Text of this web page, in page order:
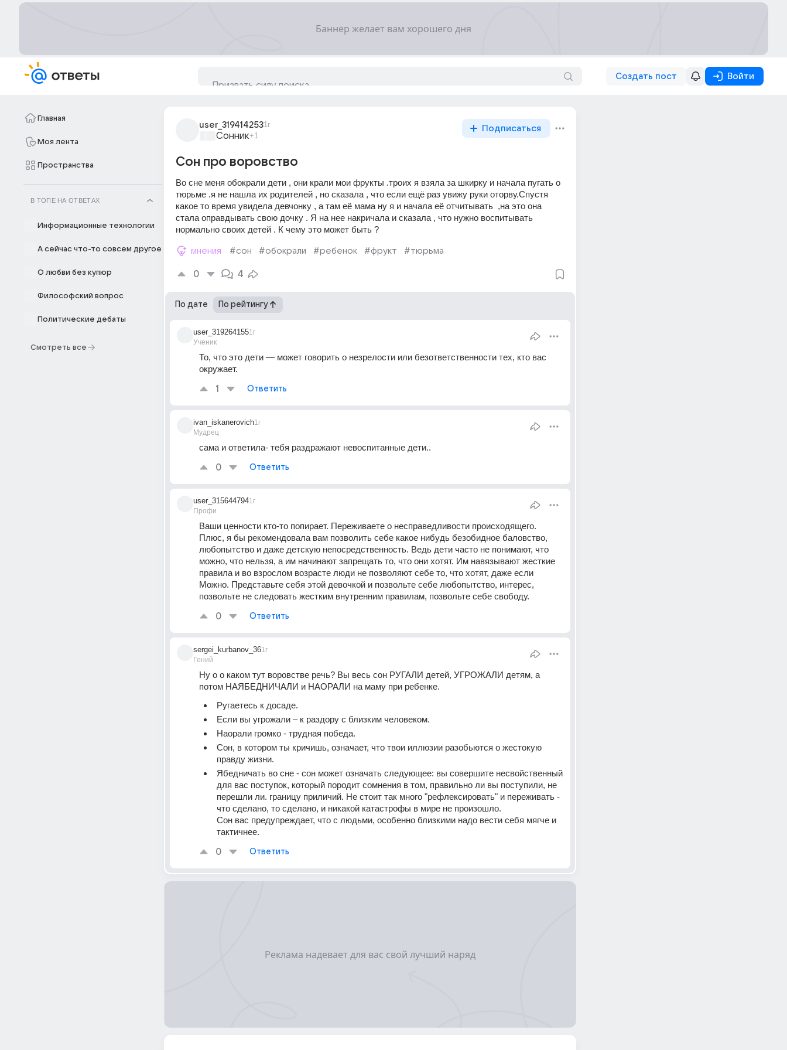
Создать пост Войти
Главная
Моя лента
Пространства
В ТОПЕ НА ОТВЕТАХ
Информационные технологии
А сейчас что-то совсем другое
О любви без купюр
Философский вопрос
Политические дебаты
Смотреть все
user_3194142531г
Сонник+1
Подписаться
Сон про воровство
Во сне меня обокрали дети , они крали мои фрукты .троих я взяла за шкирку и начала пугать о
тюрьме .я не нашла их родителей , но сказала , что если ещё раз увижу руки оторву.Спустя
какое то время увидела девчонку , а там её мама ну я и начала её отчитывать  ,на это она
стала оправдывать свою дочку . Я на нее накричала и сказала , что нужно воспитывать
нормально своих детей . К чему это может быть ?
мнения #сон #обокрали #ребенок #фрукт #тюрьма
0 4
По дате По рейтингу
user_319264155
Ученик
1г
То, что это дети — может говорить о незрелости или безответственности тех, кто вас
окружает.
1 Ответить
ivan_iskanerovich
Мудрец
1г
сама и ответила- тебя раздражают невоспитанные дети..
0 Ответить
user_315644794
Профи
1г
Ваши ценности кто-то попирает. Переживаете о несправедливости происходящего.
Плюс, я бы рекомендовала вам позволить себе какое нибудь безобидное баловство,
любопытство и даже детскую непосредственность. Ведь дети часто не понимают, что
можно, что нельзя, а им начинают запрещать то, что они хотят. Им навязывают жесткие
правила и во взрослом возрасте люди не позволяют себе то, что хотят, даже если
Можно. Представьте себя этой девочкой и позвольте себе любопытство, интерес,
позвольте не следовать жестким внутренним правилам, позвольте себе свободу.
0 Ответить
sergei_kurbanov_36
Гений
1г
Ну о о каком тут воровстве речь? Вы весь сон РУГАЛИ детей, УГРОЖАЛИ детям, а
потом НАЯБЕДНИЧАЛИ и НАОРАЛИ на маму при ребенке.
Ругаетесь к досаде.
Если вы угрожали – к раздору с близким человеком.
Наорали громко - трудная победа.
Сон, в котором ты кричишь, означает, что твои иллюзии разобьются о жестокую
правду жизни.
Ябедничать во сне - сон может означать следующее: вы совершите несвойственный
для вас поступок, который породит сомнения в том, правильно ли вы поступили, не
перешли ли. границу приличий. Не стоит так много "рефлексировать" и переживать -
что сделано, то сделано, и никакой катастрофы в мире не произошло.
Сон вас предупреждает, что с людьми, особенно близкими надо вести себя мягче и
тактичнее.
0 Ответить